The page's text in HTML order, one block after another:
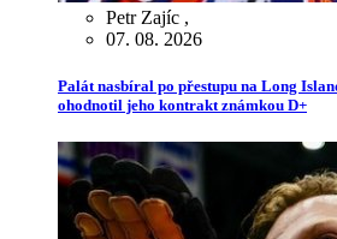
Petr Zajíc ,
07. 08. 2026
Palát nasbíral po přestupu na Long
ohodnotil jeho kontrakt známkou D+